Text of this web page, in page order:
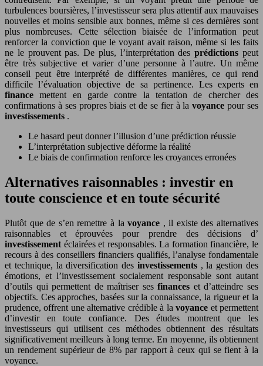
turbulences boursières, l’investisseur sera plus attentif aux mauvaises
nouvelles et moins sensible aux bonnes, même si ces dernières sont
plus nombreuses. Cette sélection biaisée de l’information peut
renforcer la conviction que le voyant avait raison, même si les faits
ne le prouvent pas. De plus, l’interprétation desprédictionspeut
être très subjective et varier d’une personne à l’autre. Un même
conseil peut être interprété de différentes manières, ce qui rend
difficile l’évaluation objective de sa pertinence. Les experts en
financemettent en garde contre la tentation de chercher des
confirmations à ses propres biais et de se fier à lavoyancepour ses
investissements .
Le hasard peut donner l’illusion d’une prédiction réussie
L’interprétation subjective déforme la réalité
Le biais de confirmation renforce les croyances erronées
Alternatives raisonnables : investir en
toute conscience et en toute sécurité
Plutôt que de s’en remettre à lavoyance , il existe des alternatives
raisonnables et éprouvées pour prendre des décisions d’
investissement éclairées et responsables. La formation financière, le
recours à des conseillers financiers qualifiés, l’analyse fondamentale
et technique, la diversification des investissements , la gestion des
émotions, et l’investissement socialement responsable sont autant
d’outils qui permettent de maîtriser sesfinances et d’atteindre ses
objectifs. Ces approches, basées sur la connaissance, la rigueur et la
prudence, offrent une alternative crédible à lavoyance et permettent
d’investir en toute confiance. Des études montrent que les
investisseurs qui utilisent ces méthodes obtiennent des résultats
significativement meilleurs à long terme. En moyenne, ils obtiennent
un rendement supérieur de 8% par rapport à ceux qui se fient à la
voyance.